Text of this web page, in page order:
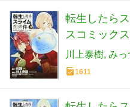
転生したら
スコミック
川上泰樹 みっ
1611